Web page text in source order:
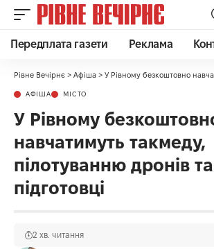
Передплата газети Реклама
Рівне Вечірнє > Афіша > У Рівному безкоштовно навчатимуть такмеду,
АФІША МІСТО
У Рівному
навчатимуть такмеду,
пілотуванню дронів
підготовці
2 хв. читання